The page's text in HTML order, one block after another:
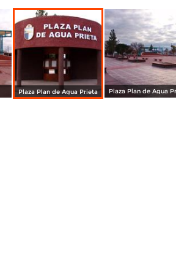
Plaza Plan de Agua Prieta Plaza Plan de Agua